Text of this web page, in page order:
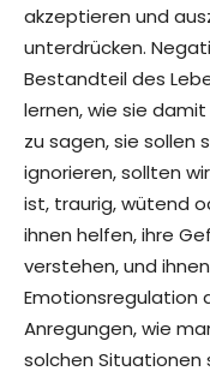
akzeptieren und
unterdrücken.
Bestandteil des
lernen, wie sie
zu sagen, sie sollen
ignorieren, sollten
ist, traurig, wütend
ihnen helfen, ihre
verstehen, und
Emotionsregulation
Anregungen, wie
solchen Situationen